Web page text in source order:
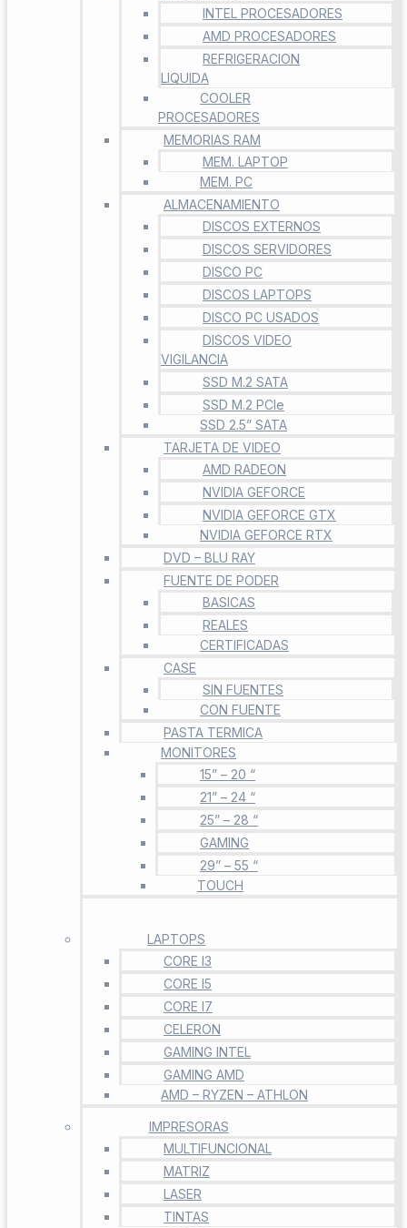
INTEL PROCESADORES
AMD PROCESADORES
REFRIGERACION
LIQUIDA
COOLER
PROCESADORES
MEMORIAS RAM
MEM. LAPTOP
MEM. PC
ALMACENAMIENTO
DISCOS EXTERNOS
DISCOS SERVIDORES
DISCO PC
DISCOS LAPTOPS
DISCO PC USADOS
DISCOS VIDEO
VIGILANCIA
SSD M.2 SATA
SSD M.2 PCIe
SSD 2.5” SATA
TARJETA DE VIDEO
AMD RADEON
NVIDIA GEFORCE
NVIDIA GEFORCE GTX
NVIDIA GEFORCE RTX
DVD – BLU RAY
FUENTE DE PODER
BASICAS
REALES
CERTIFICADAS
CASE
SIN FUENTES
CON FUENTE
PASTA TERMICA
MONITORES
15” – 20 “
21” – 24 “
25” – 28 “
GAMING
29” – 55 “
TOUCH
LAPTOPS
CORE I3
CORE I5
CORE I7
CELERON
GAMING INTEL
GAMING AMD
AMD – RYZEN – ATHLON
IMPRESORAS
MULTIFUNCIONAL
MATRIZ
LASER
TINTAS